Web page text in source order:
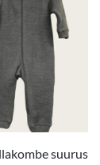
suurus